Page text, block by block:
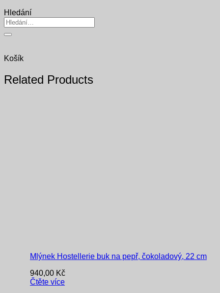
Hledání
Hledat:
Košík
Related Products
Mlýnek Hostellerie buk na pepř, čokoladový, 22 cm
940,00 Kč
Čtěte více